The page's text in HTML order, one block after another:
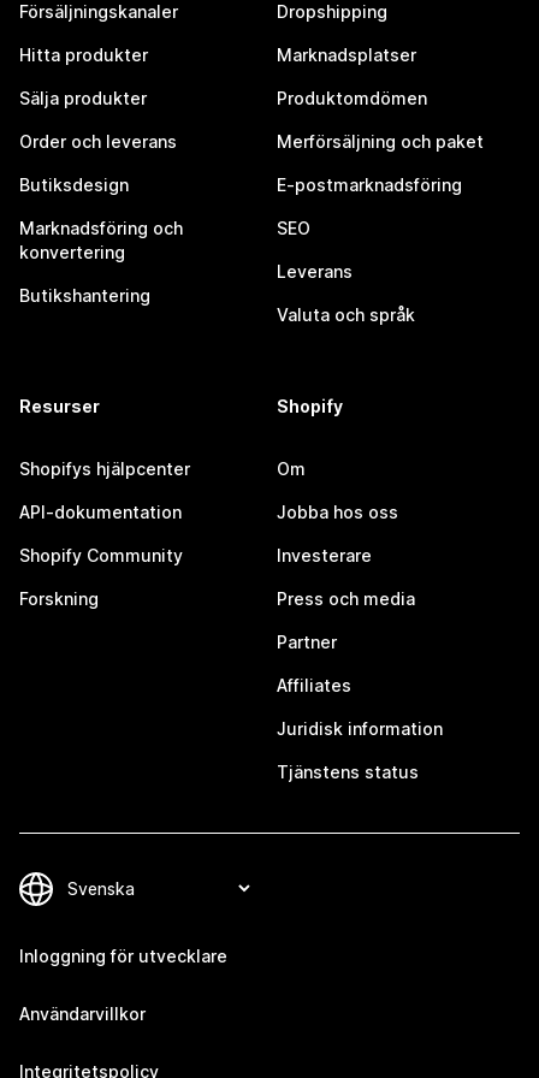
Försäljningskanaler
Hitta produkter
Sälja produkter
Order och leverans
Butiksdesign
Marknadsföring och
konvertering
Butikshantering
Dropshipping
Marknadsplatser
Produktomdömen
Merförsäljning och paket
E-postmarknadsföring
SEO
Leverans
Valuta och språk
Resurser
Shopifys hjälpcenter
API-dokumentation
Shopify Community
Forskning
Shopify
Om
Jobba hos oss
Investerare
Press och media
Partner
Affiliates
Juridisk information
Tjänstens status
Inloggning för utvecklare
Användarvillkor
Integritetspolicy